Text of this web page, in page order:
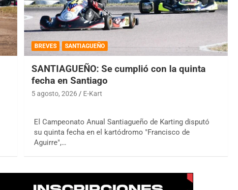
BREVES SANTIAGUEÑO
SANTIAGUEÑO: Se cumplió con la quinta
fecha en Santiago
5 agosto, 2026 E-Kart
El Campeonato Anual Santiagueño de Karting disputó
su quinta fecha en el kartódromo "Francisco de
Aguirre",…